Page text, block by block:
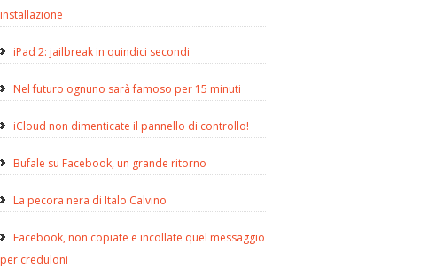
installazione
iPad 2: jailbreak in quindici secondi
Nel futuro ognuno sarà famoso per 15 minuti
iCloud non dimenticate il pannello di controllo!
Bufale su Facebook, un grande ritorno
La pecora nera di Italo Calvino
Facebook, non copiate e incollate quel messaggio
per creduloni